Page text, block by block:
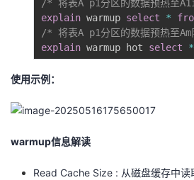
/* 将表A p1分区的数据预热至
explain warmup select *
/* 将表A p1分区的数据预热至
explain warmup hot select *
使用示例：
warmup信息解读
Read Cache Size : 从磁盘缓存中读